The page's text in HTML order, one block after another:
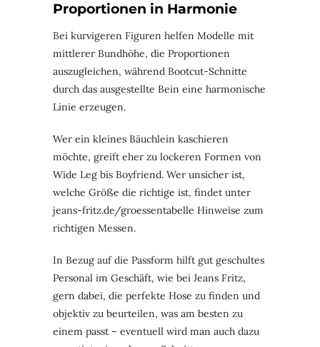
Proportionen in Harmonie
Bei kurvigeren Figuren helfen Modelle mit
mittlerer Bundhöhe, die Proportionen
auszugleichen, während Bootcut-Schnitte
durch das ausgestellte Bein eine harmonische
Linie erzeugen.
Wer ein kleines Bäuchlein kaschieren
möchte, greift eher zu lockeren Formen von
Wide Leg bis Boyfriend. Wer unsicher ist,
welche Größe die richtige ist, findet unter
jeans-fritz.de/groessentabelle Hinweise zum
richtigen Messen.
In Bezug auf die Passform hilft gut geschultes
Personal im Geschäft, wie bei Jeans Fritz,
gern dabei, die perfekte Hose zu finden und
objektiv zu beurteilen, was am besten zu
einem passt – eventuell wird man auch dazu